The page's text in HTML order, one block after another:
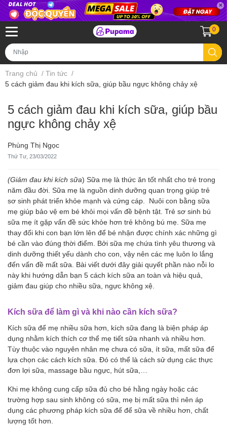
0
Trang chủ / Tin tức /
5 cách giảm đau khi kích sữa, giúp bầu ngực không chảy xệ
5 cách giảm đau khi kích sữa, giúp bầu
ngực không chảy xệ
Phùng Thị Ngọc
Thứ Tư, 23/03/2022
(Giảm đau khi kích sữa) Sữa mẹ là thức ăn tốt nhất cho trẻ trong
năm đầu đời. Sữa mẹ là nguồn dinh dưỡng quan trọng giúp trẻ
sơ sinh phát triển khỏe mạnh và cứng cáp. Nuôi con bằng sữa
mẹ giúp bảo vệ em bé khỏi mọi vấn đề bệnh tật. Trẻ sơ sinh bú
sữa mẹ ít gặp vấn đề sức khỏe hơn trẻ không bú mẹ. Sữa mẹ
thay đổi khi con bạn lớn lên để bé nhận được chính xác những gì
bé cần vào đúng thời điểm. Bởi sữa mẹ chứa tình yêu thương và
dinh dưỡng thiết yếu dành cho con, vậy nên các mẹ luôn lo lắng
đến vấn đề mất sữa. Bài viết dưới đây giải quyết phần nào nỗi lo
này khi hướng dẫn bạn 5 cách kích sữa an toàn và hiệu quả,
giảm đau giúp cho nhiều sữa, ngực không xệ.
Kích sữa để làm gì và khi nào cần kích sữa?
Kích sữa để mẹ nhiều sữa hơn, kích sữa đang là biện pháp áp
dụng nhằm kích thích cơ thể mẹ tiết sữa nhanh và nhiều hơn.
Tùy thuộc vào nguyên nhân mẹ chưa có sữa, ít sữa, mất sữa để
lựa chọn các cách kích sữa. Đó có thể là cách sử dụng các thực
đơn lợi sữa, massage bầu ngực, hút sữa,…
Khi mẹ không cung cấp sữa đủ cho bé hằng ngày hoặc các
trường hợp sau sinh không có sữa, mẹ bị mất sữa thì nên áp
dụng các phương pháp kích sữa để để sữa về nhiều hơn, chất
lượng tốt hơn.